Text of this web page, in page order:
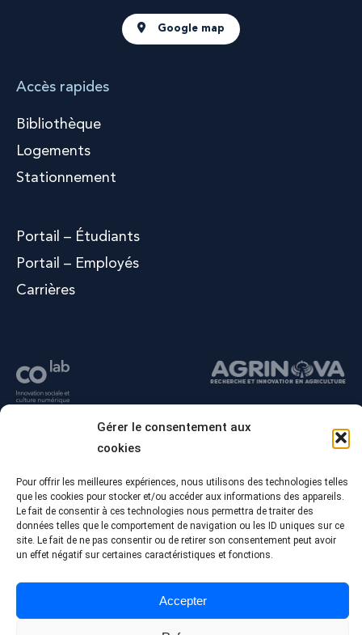
Gérer le consentement aux
cookies
Pour offrir les meilleures expériences, nous utilisons des technologies telles
que les cookies pour stocker et/ou accéder aux informations des appareils.
Le fait de consentir à ces technologies nous permettra de traiter des
données telles que le comportement de navigation ou les ID uniques sur ce
site. Le fait de ne pas consentir ou de retirer son consentement peut avoir
un effet négatif sur certaines caractéristiques et fonctions.
Accepter
Google map
Accès rapides
Bibliothèque
Logements
Stationnement
Portail – Étudiants
Portail – Employés
Carrières
© Tous droits réservés - Collège Alma
Politique de confidentialité